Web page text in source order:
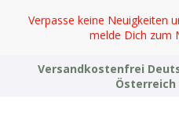
Zum Hauptinhalt springen
Verpasse keine Neuigkeiten
melde Dich zum
Versandkostenfrei
Österreich